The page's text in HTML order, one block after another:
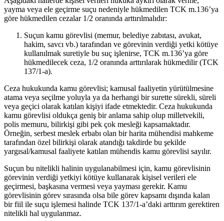
yayma veya ele geçirme suçu nedeniyle hükmedilen TCK m.136’ya
göre hükmedilen cezalar 1/2 oranında arttırılmalıdır:
Suçun kamu görevlisi (memur, belediye zabıtası, avukat,
hakim, savcı vb.) tarafından ve görevinin verdiği yetki kötüye
kullanılmak suretiyle bu suç işlenirse, TCK m.136’ya göre
hükmedilecek ceza, 1/2 oranında arttırılarak hükmedilir (TCK
137/1-a).
Ceza hukukunda kamu görevlisi; kamusal faaliyetin yürütülmesine
atama veya seçilme yoluyla ya da herhangi bir surette sürekli, süreli
veya geçici olarak katılan kişiyi ifade etmektedir. Ceza hukukunda
kamu görevlisi oldukça geniş bir anlama sahip olup milletvekili,
polis memuru, bilirkişi gibi pek çok mesleği kapsamaktadır.
Örneğin, serbest meslek erbabı olan bir harita mühendisi mahkeme
tarafından özel bilirkişi olarak atandığı takdirde bu şekilde
yargısal/kamusal faaliyete katılan mühendis kamu görevlisi sayılır.
Suçun bu nitelikli halinin uygulanabilmesi için, kamu görevlisinin
görevinin verdiği yetkiyi kötüye kullanarak kişisel verileri ele
geçirmesi, başkasına vermesi veya yayması gerekir. Kamu
görevlisinin görev sırasında olsa bile görev kapsamı dışında kalan
bir fiil ile suçu işlemesi halinde TCK 137/1-a’daki arttırım gerektiren
nitelikli hal uygulanmaz.